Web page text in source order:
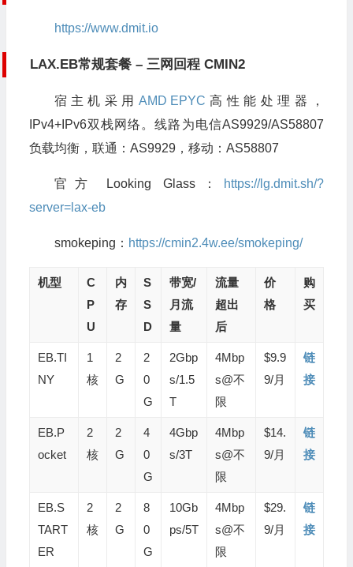
https://www.dmit.io
LAX.EB常规套餐 – 三网回程 CMIN2
宿主机采用 AMD EPYC 高性能处理器，
IPv4+IPv6双栈网络。线路为电信AS9929/AS58807
负载均衡，联通：AS9929，移动：AS58807
官方 Looking Glass：
https://lg.dmit.sh/?
server=lax-eb
smokeping： https://cmin2.4w.ee/smokeping/
机型
C
P
U
内
存
S
S
D
带宽/
月流
量
流量
超出
后
价
格
购
买
EB.TI
NY
1
核
2
G
2
0
G
2Gbp
s/1.5
T
4Mbp
s@不
限
$9.9
9/月
链
接
EB.P
ocket
2
核
2
G
4
0
G
4Gbp
s/3T
4Mbp
s@不
限
$14.
9/月
链
接
EB.S
TART
ER
2
核
2
G
8
0
G
10Gb
ps/5T
4Mbp
s@不
限
$29.
9/月
链
接